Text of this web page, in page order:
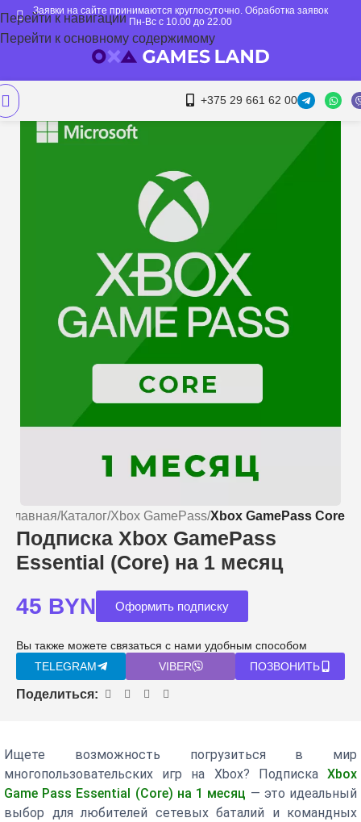
Перейти к навигации
Перейти к основному содержимому
Заявки на сайте принимаются круглосуточно. Обработка заявок
Пн-Вс с 10.00 до 22.00
+375 29 661 62 00
Главная Каталог Xbox GamePass Xbox GamePass Core
Подписка Xbox GamePass
Essential (Core) на 1 месяц
45 BYN Оформить подписку
Вы также можете связаться с нами удобным способом
TELEGRAM
VIBER ПОЗВОНИТЬ
Поделиться:
Ищете возможность погрузиться в мир
многопользовательских игр на Xbox? Подписка Xbox
Game Pass Essential (Core) на 1 месяц — это идеальный
выбор для любителей сетевых баталий и командных